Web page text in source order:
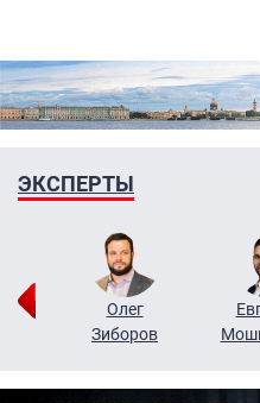
ЭКСПЕРТЫ
Олег
Зиборов